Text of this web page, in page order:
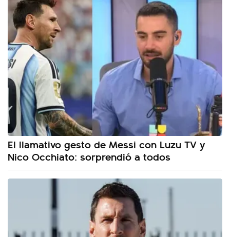
El llamativo gesto de Messi con Luzu TV y
Nico Occhiato: sorprendió a todos